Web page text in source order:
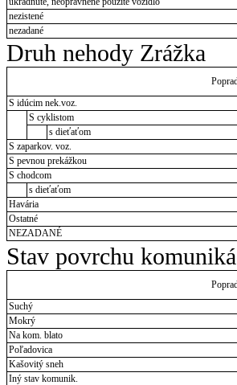
nezistené
nezadané
Druh nehody Zrážka
S idúcim nek.voz.
S cyklistom
s dieťaťom
S zaparkov. voz.
S pevnou prekážkou
S chodcom
s dieťaťom
Havária
Ostatné
NEZADANÉ
Stav povrchu
Suchý
Mokrý
Na kom. blato
Poľadovica
Kašovitý sneh
Iný stav komunik.